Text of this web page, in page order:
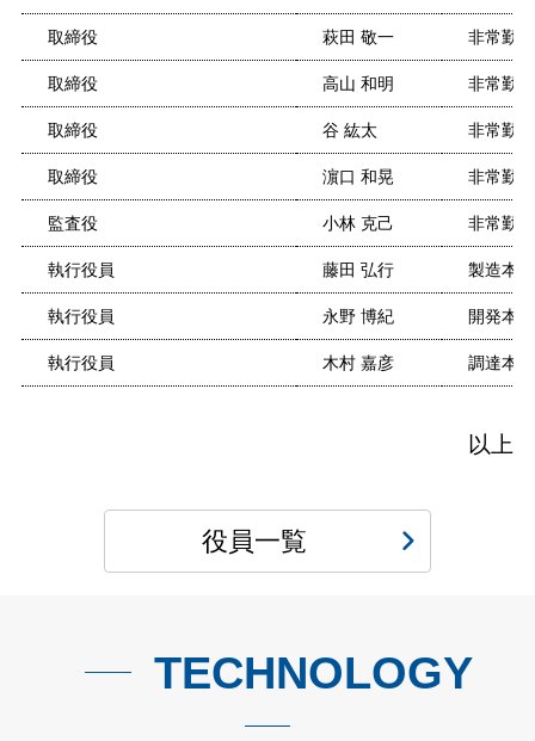
取締役 萩田 敬一 非常勤
取締役 高山 和明 非常勤
取締役 谷 紘太 非常勤
取締役 濵口 和晃 非常勤
監査役 小林 克己 非常勤
執行役員 藤田 弘行 製造本
執行役員 永野 博紀 開発本
執行役員 木村 嘉彦 調達本
以上
役員一覧
TECHNOLOGY